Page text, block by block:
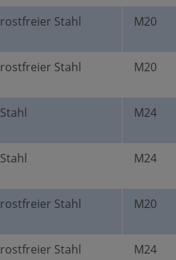
rostfreier Stahl M20
rostfreier Stahl M20
Stahl M24
Stahl M24
rostfreier Stahl M20
rostfreier Stahl M24